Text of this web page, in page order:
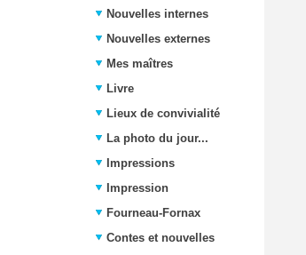
Nouvelles internes
Nouvelles externes
Mes maîtres
Livre
Lieux de convivialité
La photo du jour...
Impressions
Impression
Fourneau-Fornax
Contes et nouvelles